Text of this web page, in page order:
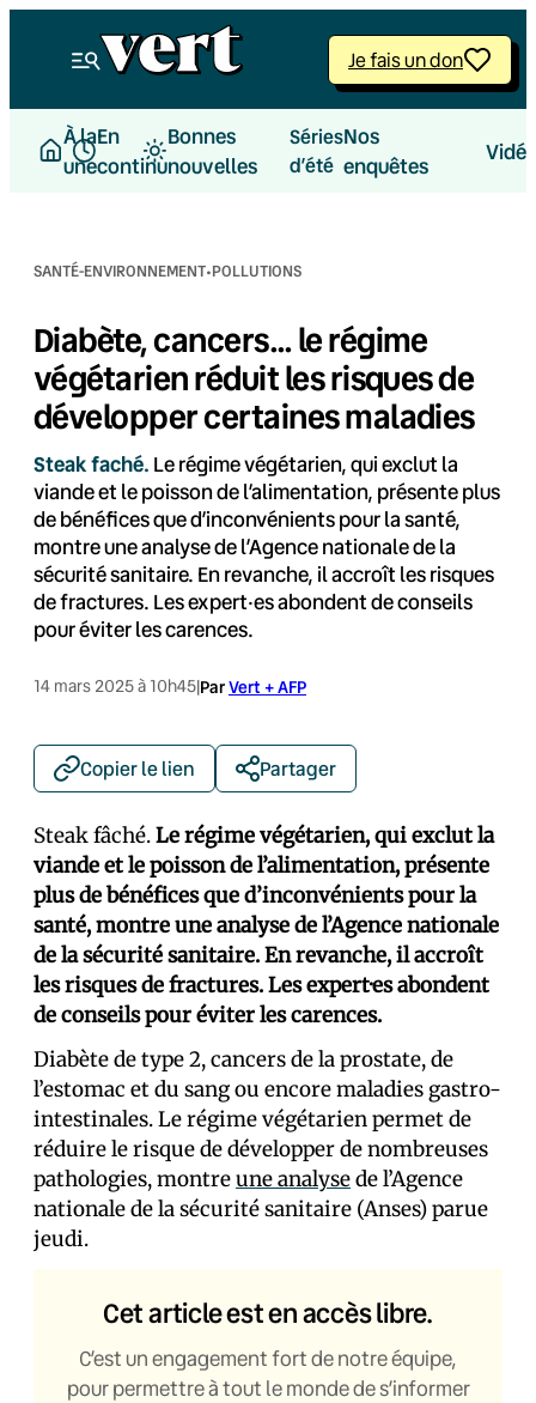
Je fais un don
À la
une
En
continu
Bonnes
nouvelles
Séries
d’été
Nos
enquêtes
SANTÉ-ENVIRONNEMENT·POLLUTIONS
Diabète, cancers… le régime
végétarien réduit les risques de
développer certaines maladies
Steak faché. Le régime végétarien, qui exclut la
viande et le poisson de l’alimentation, présente plus
de bénéfices que d’inconvénients pour la santé,
montre une analyse de l’Agence nationale de la
sécurité sanitaire. En revanche, il accroît les risques
de fractures. Les expert·es abondent de conseils
pour éviter les carences.
14 mars 2025 à 10h45|ParVert + AFP
Copier le lien Partager
Steak fâché.Le régime végétarien, qui exclut la
viande et le poisson de l’alimentation, présente
plus de bénéfices que d’inconvénients pour la
santé, montre une analyse de l’Agence nationale
de la sécurité sanitaire. En revanche, il accroît
les risques de fractures. Les expert·es abondent
de conseils pour éviter les carences.
Diabète de type 2, cancers de la prostate, de
l’estomac et du sang ou encore maladies gastro-
intestinales. Le régime végétarien permet de
réduire le risque de développer de nombreuses
pathologies, montreune analysede l’Agence
nationale de la sécurité sanitaire (Anses) parue
jeudi.
Cet article est en accès libre.
C’est un engagement fort de notre équipe,
pour permettre à tout le monde de s’informer